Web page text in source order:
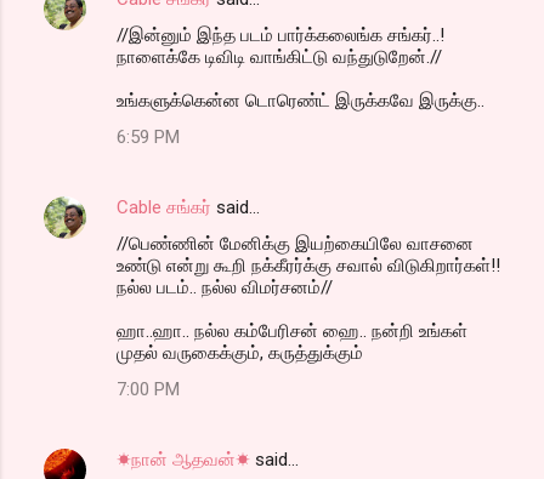
//இன்னும் இந்த படம் பார்க்கலைங்க சங்கர்..!
நாளைக்கே டிவிடி வாங்கிட்டு வந்துடுறேன்.//
உங்களுக்கென்ன டொரெண்ட் இருக்கவே இருக்கு..
6:59 PM
Cable சங்கர் said…
//பெண்ணின் மேனிக்கு இயற்கையிலே வாசனை
உண்டு என்று கூறி நக்கீரர்க்கு சவால் விடுகிறார்கள்!!
நல்ல படம்.. நல்ல விமர்சனம்//
ஹா..ஹா.. நல்ல கம்பேரிசன் ஹை.. நன்றி உங்கள்
முதல் வருகைக்கும், கருத்துக்கும்
7:00 PM
☀நான் ஆதவன்☀ said…